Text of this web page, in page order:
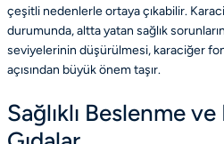
çeşitli nedenlerle ortaya çıkabilir.
durumunda, altta yatan sağlık
seviyelerinin düşürülmesi, karaciğer
açısından büyük önem taşır.
Sağlıklı Beslenme